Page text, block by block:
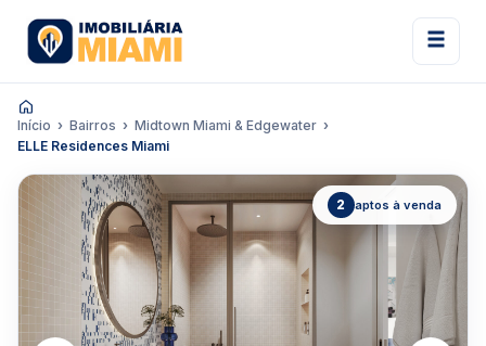
Início Bairros
Midtown Miami & Edgewater
ELLE Residences Miami
2 aptos à venda